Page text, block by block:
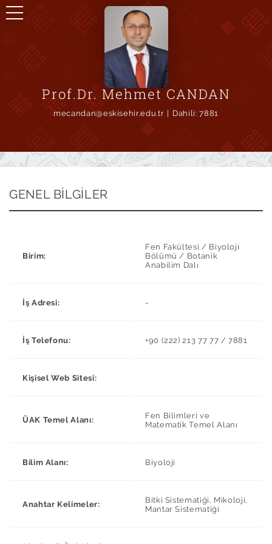
Prof.Dr. Mehmet CANDAN
mecandan@eskisehir.edu.tr Dahili:7881
GENEL BİLGİLER
Birim:
Fen Fakültesi / Biyoloji
Bölümü / Botanik
Anabilim Dalı
İş Adresi: -
İş Telefonu: +90 (222) 213 77 77 / 7881
Kişisel Web Sitesi:
ÜAK Temel Alanı:
Fen Bilimleri ve
Matematik Temel Alanı
Bilim Alanı: Biyoloji
Anahtar Kelimeler:
Bitki Sistematiği, Mikoloji,
Mantar Sistematiği